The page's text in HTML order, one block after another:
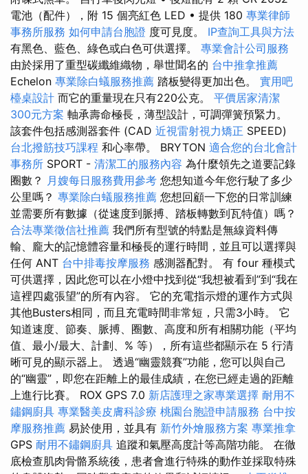
電池（配件），附 15 個亮紅色 LED • 提供 180 專業律師
事務所服務 如何申請台胞證 度可見度。 IP查詢工具與方法
有黑色、藍色、綠色或白色可供選擇。 專業會計公司服務
由於採用了重型碳纖維織物，舉世聞名的 台中推拿推薦
Echelon 專業除白蟻服務推薦 踏板變得更加出色。 實用吧
檯桌設計 而它的重量現在只有220公克。 平價居家清潔
300元方案 軸承壽命極長，薄型設計，可調彈簧預緊力。
該套件包括感測器套件 (CAD 近視雷射視力矯正 SPEED)
台北撥筋技巧課程 和心率帶。 BRYTON 適合您的台北會計
事務所 SPORT - 清潔工的服務內容 為什麼領先之道要記錄
圈數？ 月嫂每日服務費用參考 您想知道今年您行駛了多少
公里嗎？ 專業除白蟻服務推薦 您想回顧一下您的日常訓練
並需要所有數據（從速度到脈搏、踏板轉數到瓦特值）嗎？
合法專業徵信社推薦 我們所有型號的特點是無線資料傳
輸、龐大的記憶體容量和極長的運行時間，並且可以選擇與
任何 ANT 台中排毒按摩服務 感測器配對。 有 four 種模式
可供選擇，因此您可以在小燈中找到從“我想被看到”到“我在
這裡四處張望”的所有內容。 它的充電指示燈的運作方式與
其他Busters相同，而且充電時間非常短，只需3小時。 它
知道速度、節奏、脈搏、圈數、高度和所有相關功能（平均
值、最小/最大、計劃、% 等），所有這些都顯示在 5 行清
晰可見的顯示器上。 透過“幽靈競賽”功能，您可以與自己
的“幽靈”，即您在距離上的最佳成績，在您已經走過的距離
上進行比賽。 ROX GPS 7.0 新店護理之家專業選擇 耐用不
鏽鋼廚具 專業醫美皮膚科診療 桃園台胞證申請服務 台中按
摩服務推薦 易於使用，並具有 新竹外燴服務方案 專業推拿
GPS 耐用不鏽鋼廚具 追蹤和氣壓高度計等高階功能。 在徹
底檢查肌肉骨骼系統後，患者會進行特殊的動作並採取特殊